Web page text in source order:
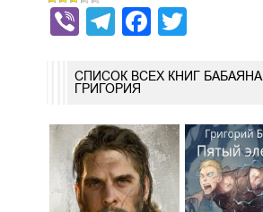
ViberTelegram
Facebook
СПИСОК ВСЕХ КНИГ БАБАЯНА
ГРИГОРИЯ